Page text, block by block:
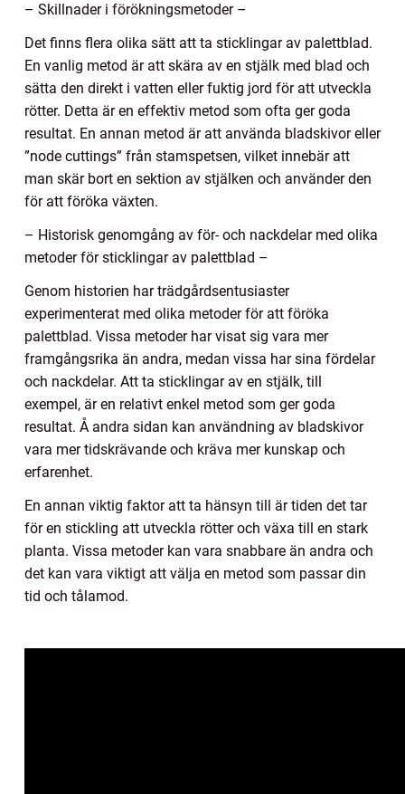
– Skillnader i förökningsmetoder –
Det finns flera olika sätt att ta sticklingar av palettblad.
En vanlig metod är att skära av en stjälk med blad och
sätta den direkt i vatten eller fuktig jord för att utveckla
rötter. Detta är en effektiv metod som ofta ger goda
resultat. En annan metod är att använda bladskivor eller
”node cuttings” från stamspetsen, vilket innebär att
man skär bort en sektion av stjälken och använder den
för att föröka växten.
– Historisk genomgång av för- och nackdelar med olika
metoder för sticklingar av palettblad –
Genom historien har trädgårdsentusiaster
experimenterat med olika metoder för att föröka
palettblad. Vissa metoder har visat sig vara mer
framgångsrika än andra, medan vissa har sina fördelar
och nackdelar. Att ta sticklingar av en stjälk, till
exempel, är en relativt enkel metod som ger goda
resultat. Å andra sidan kan användning av bladskivor
vara mer tidskrävande och kräva mer kunskap och
erfarenhet.
En annan viktig faktor att ta hänsyn till är tiden det tar
för en stickling att utveckla rötter och växa till en stark
planta. Vissa metoder kan vara snabbare än andra och
det kan vara viktigt att välja en metod som passar din
tid och tålamod.